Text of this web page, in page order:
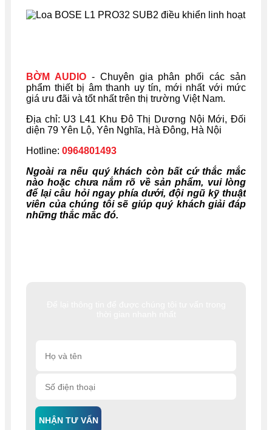
NHẬN TƯ VẤN
BỜM AUDIO- Chuyên gia phân phối các sản
phẩm thiết bị âm thanh uy tín, mới nhất với mức
giá ưu đãi và tốt nhất trên thị trường Việt Nam.
Địa chỉ: U3 L41 Khu Đô Thị Dương Nội Mới, Đối
diện 79 Yên Lộ, Yên Nghĩa, Hà Đông, Hà Nội
Hotline: 0964801493
Ngoài ra nếu quý khách còn bất cứ thắc mắc
nào hoặc chưa nắm rõ về sản phẩm, vui lòng
để lại câu hỏi ngay phía dưới, đội ngũ kỹ thuật
viên của chúng tôi sẽ giúp quý khách giải đáp
những thắc mắc đó.